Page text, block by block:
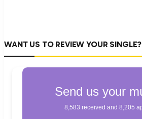
WANT US TO REVIEW YOUR SINGLE?